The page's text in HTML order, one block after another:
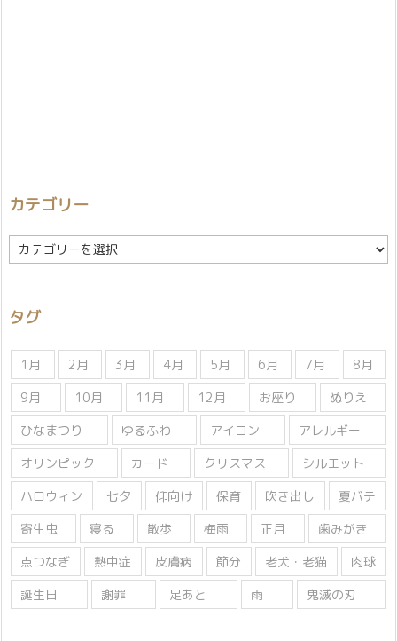
カテゴリー
カ
テ
ー
タグ
1月 2月 3月 4月 5月 6月 7月
8月
9月
10月 11月 12月 お座り
ぬりえ
ひなまつり
ゆるふわ アイコン
アレルギー
オリンピック
カード クリスマス
シルエット
ハロウィン
七夕 仰向け 保育 吹き出し
夏バテ
寄生虫
寝る 散歩 梅雨 正月
歯みがき
点つなぎ
熱中症 皮膚病 節分 老犬・老猫
肉球
誕生日
謝罪 足あと 雨 鬼滅の刃